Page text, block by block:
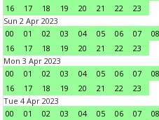
16
17 18 19 20 21 22
23
Sun 2 Apr 2023
00
01 02 03 04 05 06 07 08
16
17 18 19 20 21 22
23
Mon 3 Apr 2023
00
01 02 03 04 05 06 07 08
16
17 18 19 20 21 22
23
Tue 4 Apr 2023
00
01 02 03 04 05 06 07 08